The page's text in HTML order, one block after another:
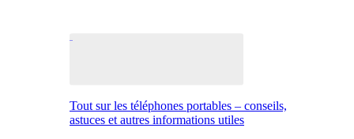
Tout sur les téléphones portables – conseils,
astuces et autres informations utiles